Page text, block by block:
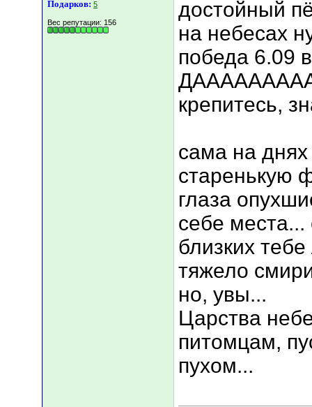
Подарков: 5
Вес репутации: 156
достойный
на небесах
победа 6.09
крепитесь,
сама на
старенькую
глаза
себе
близких
тяжело
но, увы...
Царства
питомцам,
пухом...